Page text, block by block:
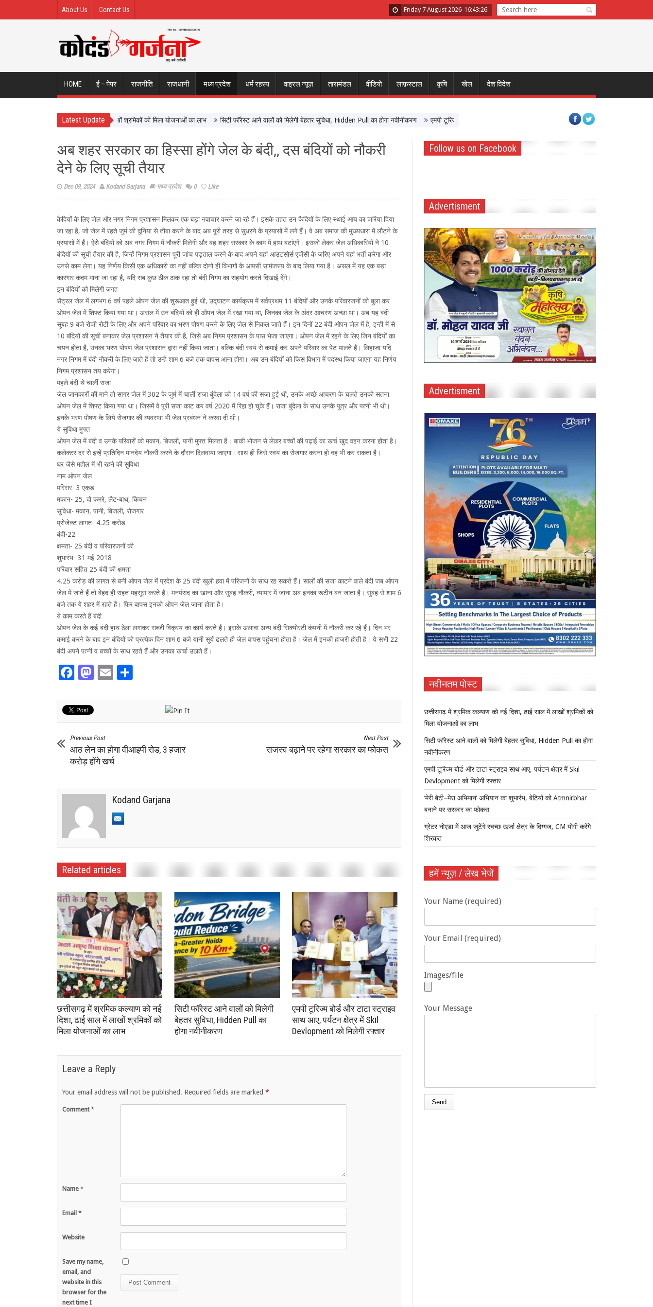
About Us Contact Us Friday 7 August 2026 16:43:27
HOME ई – पेपर राजनीति राजधानी मध्य प्रदेश धर्म रहस्य वाइरल न्यूज़ तारामंडल वीडियो लाफ़स्टाल कृषि खेल देश विदेश
Latest Update
कल्याण को नई दिशा, ढाई साल में लाखों श्रमिकों को मिला योजनाओं का लाभ सिटी फॉरेस्ट आने वालों को मिलेगी बेहतर सुविधा, Hidden Pull का होगा नवीनीकरण एमपी टूरिज्म बोर्ड और टाटा स्ट्राइव साथ आए, पर्यटन क्षेत्र में Skil Devlopment को मिलेगी रफ्तार
अब शहर सरकार का हिस्सा होंगे जेल के बंदी,, दस बंदियों को नौकरी
देने के लिए सूची तैयार
Dec 09, 2024 Kodand Garjana मध्य प्रदेश 0 Like
कैदियों के लिए जेल और नगर निगम प्रशासन मिलकर एक बड़ा नवाचार करने जा रहे हैं। इसके तहत उन कैदियों के लिए स्थाई आय का जरिया दिया
जा रहा है, जो जेल में रहते जुर्म की दुनिया से तौबा करने के बाद अब पूरी तरह से सुधरने के प्रयासों में लगे हैं। वे अब समाज की मुख्यधारा में लौटने के
प्रयासों में हैं। ऐसे बंदियों को अब नगर निगम में नौकरी मिलेगी और वह शहर सरकार के काम में हाथ बटांएगें। इसको लेकर जेल अधिकारियों ने 10
बंदियों की सूची तैयार की है, जिन्हें निगम प्रशासन पूरी जांच पड़ताल करने के बाद अपने यहां आउटसोर्स एजेंसी के जरिए अपने यहां भर्ती करेगा और
उनसे काम लेगा। यह निर्णय किसी एक अधिकारी का नहीं बल्कि दोनो ही विभागों के आपसी सामंजस्य के बाद लिया गया है। असल में यह एक बड़ा
कारगार कदम माना जा रहा है, यदि सब कुछ ठीक ठाक रहा तो बंदी निगम का सहयोग करते दिखाई देंगे।
इन बंदियों को मिलेगी जगह
सेंट्रल जेल में लगभग 6 वर्ष पहले ओपन जेल की शुरूआत हुई थी, उद्घाटन कार्यक्रम में सर्वप्रथम 11 बंदियों और उनके परिवारजनों को बुला कर
ओपन जेल में शिफ्ट किया गया था। असल में उन बंदियों को ही ओपन जेल में रखा गया था, जिनका जेल के अंदर आचरण अच्छा था। अब यह बंदी
सुबह 9 बजे रोजी रोटी के लिए और अपने परिवार का भरण पोषण करने के लिए जेल से निकल जाते हैं। इन दिनों 22 बंदी ओपन जेल में है, इन्ही में से
10 बंदियों की सूची बनाकर जेल प्रशासन ने तैयार की है, जिसे अब निगम प्रशासन के पास भेजा जाएगा। ओपन जेल में रहने के लिए जिन बंदियों का
चयन होता है, उनका भरण पोषण जेल प्रशासन द्वारा नहीं किया जाता। बल्कि बंदी स्वयं से कमाई कर अपने परिवार का पेट पालते हैं। लिहाजा यदि
नगर निगम में बंदी नौकरी के लिए जाते हैं तो उन्हे शाम 6 बजे तक वापस आना होगा। अब उन बंदियों को किस विभाग में पदस्थ किया जाएगा यह निर्णय
निगम प्रशासन तय करेगा।
पहले बंदी थे चार्ली राजा
जेल जानकारों की माने तो सागर जेल में 302 के जुर्म में चार्ली राजा बुंदेला को 14 वर्ष की सजा हुई थी, उनके अच्छे आचरण के चलते उनको सतना
ओपन जेल में शिफ्ट किया गया था। जिसमें वे पूरी सजा काट कर वर्ष 2020 में रिहा हो चुके हैं। राजा बुंदेला के साथ उनके पुत्र और पत्नी भी थी।
इनके भरण पोषण के लिये रोजगार की व्यवस्था भी जेल प्रबंधन ने करवा दी थी।
ये सुविधा मुफ्त
ओपन जेल में बंदी व उनके परिवारों को मकान, बिजली, पानी मुफ्त मिलता है। बाकी भोजन से लेकर बच्चों की पढ़ाई का खर्च खुद वहन करना होता है।
कलेक्टर दर से इन्हें प्रतिदिन मानदेय नौकरी करने के दौरान दिलवाया जाएगा। साथ ही जिसे स्वयं का रोजगार करना हो वह भी कर सकता है।
घर जैसे महौल में भी रहने की सुविधा
नाम ओपन जेल
परिसर- 3 एकड़
मकान- 25, दो कमरे, लैट-बाथ, किचन
सुविधा- मकान, पानी, बिजली, रोजगार
प्रोजेक्ट लागत- 4.25 करोड़
बंदी-22
क्षमता- 25 बंदी व परिवारजनों की
शुभारंभ- 31 मई 2018
परिवार सहित 25 बंदी की क्षमता
4.25 करोड़ की लागत से बनी ओपन जेल में प्रदेश के 25 बंदी खुली हवा में परिजनों के साथ रह सकते हैं। सालों की सजा काटने वाले बंदी जब ओपन
जेल में जाते हैं तो बेहद ही राहत महसूस करते हैं। मनपंसद का खाना और सुबह नौकरी, व्यापार में जाना अब इनका रूटीन बन जाता है। सुबह से शाम 6
बजे तक ये शहर में रहते हैं। फिर वापस इनको ओपन जेल जाना होता है।
ये काम करते हैं बंदी
ओपन जेल के कई बंदी हाथ ठेला लगाकर सब्जी विक्रय का कार्य करते हैं। इसके अलावा अन्य बंदी सिक्योरटी कंपनी में नौकरी कर रहे हैं। दिन भर
कमाई करने के बाद इन बंदियों को प्रत्येक दिन शाम 6 बजे यानी सूर्य ढलते ही जेल वापस पहुंचना होता है। जेल में इनकी हाजरी होती है। ये सभी 22
बंदी अपने पत्नी व बच्चों के साथ रहते हैं और उनका खर्चा उठाते हैं।
Facebook
Mastodon
Email
Previous Post
आठ लेन का होगा वीआइपी रोड, 3 हजार
करोड़ होंगे खर्च
Next Post
राजस्व बढ़ाने पर रहेगा सरकार का फोकस
Kodand Garjana
Related articles
छत्तीसगढ़ में श्रमिक कल्याण को नई
दिशा, ढाई साल में लाखों श्रमिकों को
मिला योजनाओं का लाभ
सिटी फॉरेस्ट आने वालों को मिलेगी
बेहतर सुविधा, Hidden Pull का
होगा नवीनीकरण
एमपी टूरिज्म बोर्ड और टाटा स्ट्राइव
साथ आए, पर्यटन क्षेत्र में Skil
Devlopment को मिलेगी रफ्तार
Leave a Reply
Your email address will not be published. Required fields are marked *
Comment*
Name *
Email *
Website
Save my name,
email, and
website in this
browser for the
next time I
Follow us on Facebook
Advertisment
Advertisment
नवीनतम पोस्ट
छत्तीसगढ़ में श्रमिक कल्याण को नई दिशा, ढाई साल में लाखों श्रमिकों को
मिला योजनाओं का लाभ
सिटी फॉरेस्ट आने वालों को मिलेगी बेहतर सुविधा, Hidden Pull का होगा
नवीनीकरण
एमपी टूरिज्म बोर्ड और टाटा स्ट्राइव साथ आए, पर्यटन क्षेत्र में Skil
Devlopment को मिलेगी रफ्तार
‘मेरी बेटी–मेरा अभिमान’ अभियान का शुभारंभ, बेटियों को Atmnirbhar
बनाने पर सरकार का फोकस
ग्रेटर नोएडा में आज जुटेंगे स्वच्छ ऊर्जा क्षेत्र के दिग्गज, CM योगी करेंगे
शिरकत
हमें न्यूज़ / लेख भेजें
Your Name (required)
Your Email (required)
Images/file
Your Message